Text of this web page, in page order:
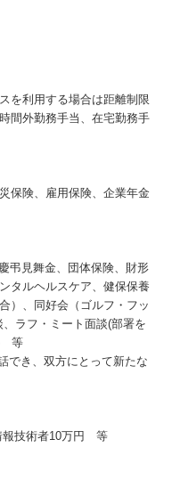
を利用する場合は距離制限
間外勤務手当、在宅勤務手
保険、雇用保険、企業年金
弔見舞金、団体保険、財形
タルヘルスケア、健保保養
）、同好会（ゴルフ・フッ
ラフ・ミート面談(部署を
) 等
でき、双方にとって新たな
報技術者10万円 等